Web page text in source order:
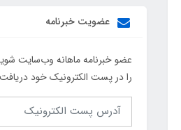
عضویت خبرنامه
عضو خبرنامه ماهانه وب‌سایت
را در پست الکترونیک خود